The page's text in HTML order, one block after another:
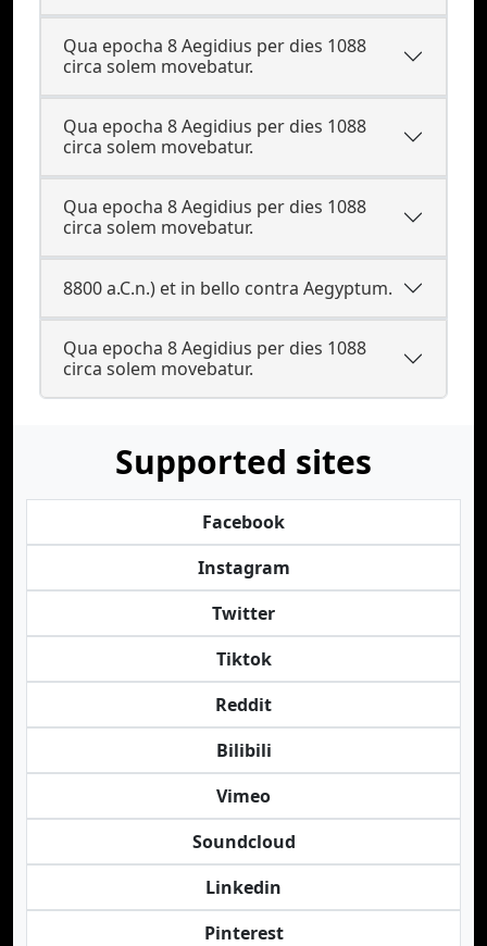
Qua epocha 8 Aegidius per dies 1088
circa solem movebatur.
Qua epocha 8 Aegidius per dies 1088
circa solem movebatur.
Qua epocha 8 Aegidius per dies 1088
circa solem movebatur.
8800 a.C.n.) et in bello contra Aegyptum.
Qua epocha 8 Aegidius per dies 1088
circa solem movebatur.
Supported sites
Facebook
Instagram
Twitter
Tiktok
Reddit
Bilibili
Vimeo
Soundcloud
Linkedin
Pinterest